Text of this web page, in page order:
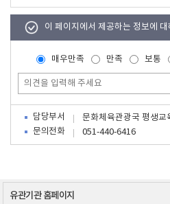
이 페이지에서 제공하는 정보에
매우만족 만족 보통
담당부서
문화체육관광국 평생교
문의전화
051-440-6416
유관기관 홈페이지